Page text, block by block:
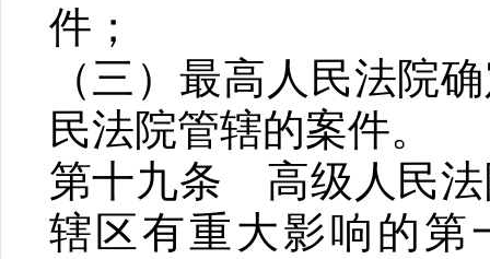
件；
（三）最高人民法院
民法院管辖的案件。
第十九条 高级人民法
辖区有重大影响的第